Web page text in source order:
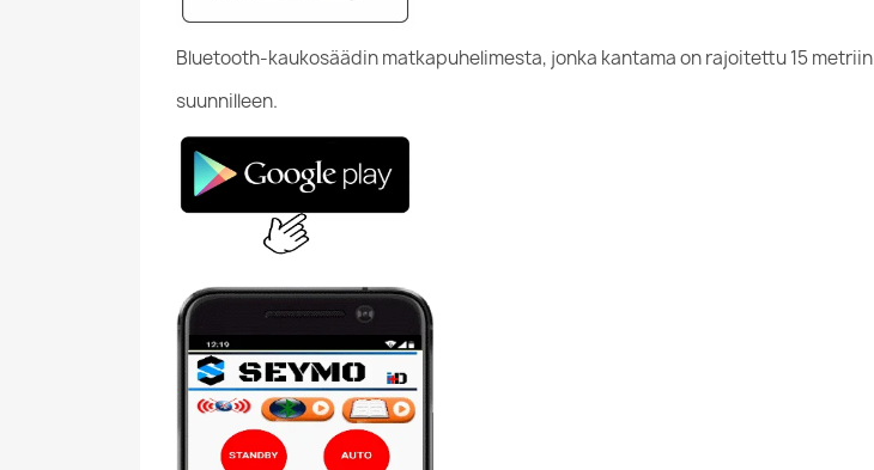
Bluetooth-kaukosäädin matkapuhelimesta, jonka kantama on rajoitettu 15 metriin
suunnilleen.